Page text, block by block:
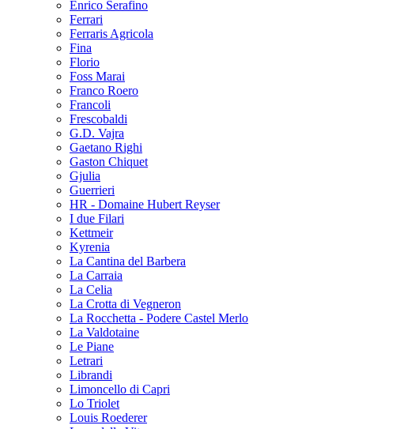
Enrico Serafino
Ferrari
Ferraris Agricola
Fina
Florio
Foss Marai
Franco Roero
Francoli
Frescobaldi
G.D. Vajra
Gaetano Righi
Gaston Chiquet
Gjulia
Guerrieri
HR - Domaine Hubert Reyser
I due Filari
Kettmeir
Kyrenia
La Cantina del Barbera
La Carraia
La Celia
La Crotta di Vegneron
La Rocchetta - Podere Castel Merlo
La Valdotaine
Le Piane
Letrari
Librandi
Limoncello di Capri
Lo Triolet
Louis Roederer